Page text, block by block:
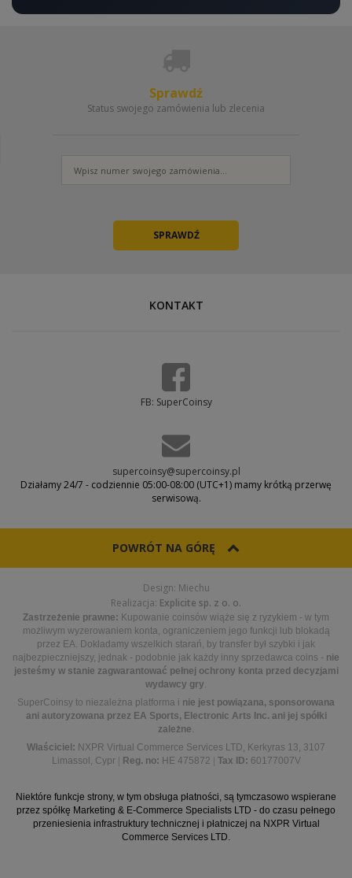
Sprawdź
Status swojego zamówienia lub zlecenia
KONTAKT
FB: SuperCoinsy
supercoinsy@supercoinsy.pl
Działamy 24/7 - codziennie 05:00-08:00 (UTC+1) mamy krótką przerwę
serwisową.
POWRÓT NA GÓRĘ
Design: Miechu
Realizacja: Explicite sp. z o. o.
Zastrzeżenie prawne: Kupowanie coinsów wiąże się z ryzykiem - w tym
możliwym wyzerowaniem konta, ograniczeniem jego funkcji lub blokadą
przez EA. Dokładamy wszelkich starań, by transfer był szybki i jak
najbezpieczniejszy, jednak - podobnie jak każdy inny sprzedawca coins - nie
jesteśmy w stanie zagwarantować pełnej ochrony konta przed decyzjami
wydawcy gry.
SuperCoinsy to niezależna platforma i nie jest powiązana, sponsorowana
ani autoryzowana przez EA Sports, Electronic Arts Inc. ani jej spółki
zależne.
Właściciel: NXPR Virtual Commerce Services LTD, Kerkyras 13, 3107
Limassol, Cypr
Reg. no: HE 475872 Tax ID: 60177007V
Niektóre funkcje strony, w tym obsługa płatności, są tymczasowo wspierane
przez spółkę Marketing & E-Commerce Specialists LTD - do czasu pełnego
przeniesienia infrastruktury technicznej i płatniczej na NXPR Virtual
Commerce Services LTD.